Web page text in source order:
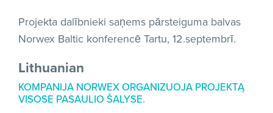
Projekta dalībnieki saņems pārsteiguma balvas
Norwex Baltic konferencē Tartu, 12.septembrī.
Lithuanian
KOMPANIJA NORWEX ORGANIZUOJA PROJEKTĄ
VISOSE PASAULIO ŠALYSE.